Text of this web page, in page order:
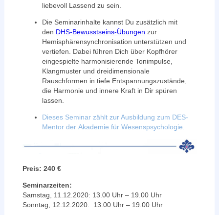
liebevoll Lassend zu sein.
Die Seminarinhalte kannst Du zusätzlich mit
den DHS-Bewusstseins-Übungen zur
Hemisphärensynchronisation unterstützen und
vertiefen. Dabei führen Dich über Kopfhörer
eingespielte harmonisierende Tonimpulse,
Klangmuster und dreidimensionale
Rauschformen in tiefe Entspannungszustände​,
die Harmonie und innere Kraft in Dir spüren
lassen.
Dieses Seminar zählt zur Ausbildung zum DES-
Mentor der Akademie für Wesenspsychologie.
Preis: 240 €
Seminarzeiten:
Samstag, 11.12.2020: 13.00 Uhr – 19.00 Uhr
Sonntag, 12.12.2020: 13.00 Uhr – 19.00 Uhr